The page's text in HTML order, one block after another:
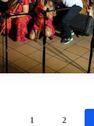
1 2